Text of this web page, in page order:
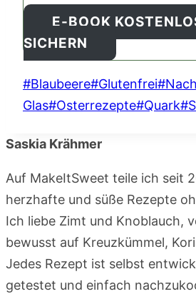
E-BOOK
SICHERN
Schlagworte:
#Blaubeere#Glutenfrei#
Glas#Osterrezepte#Quark#
Saskia Krähmer
Auf MakeItSweet teile ich seit
herzhafte und süße Rezepte
Ich liebe Zimt und Knoblauch,
bewusst auf Kreuzkümmel,
Jedes Rezept ist selbst
getestet und einfach